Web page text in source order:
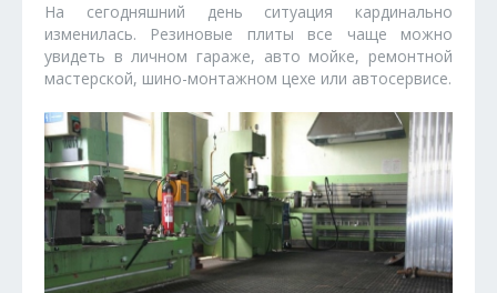
На сегодняшний день ситуация кардинально
изменилась. Резиновые плиты все чаще можно
увидеть в личном гараже, авто мойке, ремонтной
мастерской, шино-монтажном цехе или автосервисе.